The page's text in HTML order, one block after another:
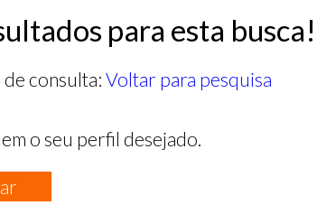
para esta busca!
consulta: Voltar para pesquisa
o seu perfil desejado.